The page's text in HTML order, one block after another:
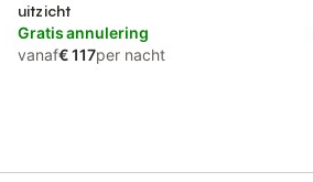
uitzicht
Gratis annulering
vanaf€ 117per nacht